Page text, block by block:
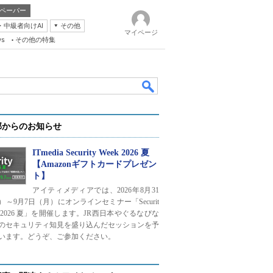
ーパー
中級者向けAI
その他
その他の特集
マイページ
らのお知らせ
ITmedia Security Week 2026 夏
【Amazonギフトカードプレゼン
ト】
アイティメディアでは、2026年8月31
～9月7日（月）にオンラインセミナー「Securit
2026 夏」を開催します。JR西日本やぐるなびな
セキュリティ知見を盛り込んだセッションを予
ます。どうぞ、ご参加ください。